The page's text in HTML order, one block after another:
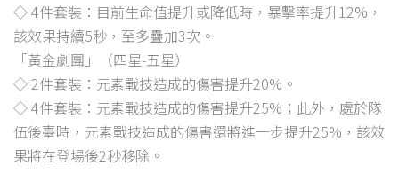
◇ 4件套裝：目前生命值提升或降低時，暴擊率提升12%，
該效果持續5秒，至多疊加3次。
「黃金劇團」（四星-五星）
◇ 2件套裝：元素戰技造成的傷害提升20%。
◇ 4件套裝：元素戰技造成的傷害提升25%；此外，處於隊
伍後臺時，元素戰技造成的傷害還將進一步提升25%，該效
果將在登場後2秒移除。